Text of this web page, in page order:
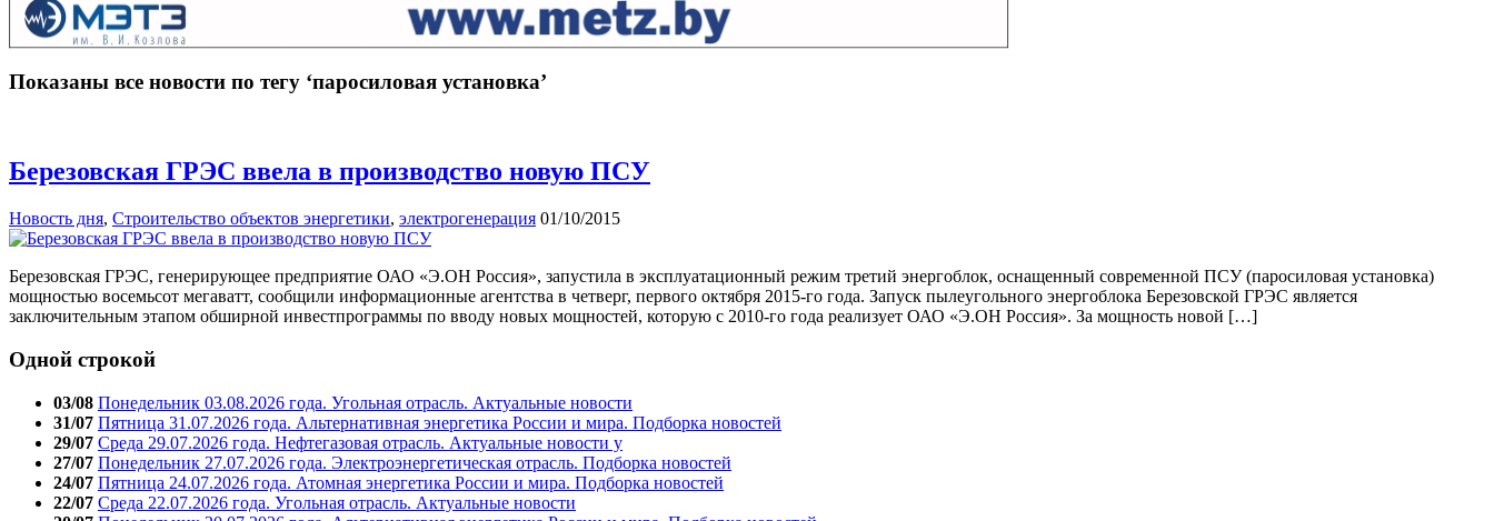
Показаны все новости по тегу ‘паросиловая установка’
Березовская ГРЭС ввела в производство новую ПСУ
Новость дня, Строительство объектов энергетики, электрогенерация 01/10/2015
Березовская ГРЭС, генерирующее предприятие ОАО «Э.ОН Россия», запустила в эксплуатационный режим третий энергоблок, оснащенный современной ПСУ (паросиловая установка)
мощностью восемьсот мегаватт, сообщили информационные агентства в четверг, первого октября 2015-го года. Запуск пылеугольного энергоблока Березовской ГРЭС является
заключительным этапом обширной инвестпрограммы по вводу новых мощностей, которую с 2010-го года реализует ОАО «Э.ОН Россия». За мощность новой […]
Одной строкой
03/08 Понедельник 03.08.2026 года. Угольная отрасль. Актуальные новости
31/07 Пятница 31.07.2026 года. Альтернативная энергетика России и мира. Подборка новостей
29/07 Среда 29.07.2026 года. Нефтегазовая отрасль. Актуальные новости у
27/07 Понедельник 27.07.2026 года. Электроэнергетическая отрасль. Подборка новостей
24/07 Пятница 24.07.2026 года. Атомная энергетика России и мира. Подборка новостей
22/07 Среда 22.07.2026 года. Угольная отрасль. Актуальные новости